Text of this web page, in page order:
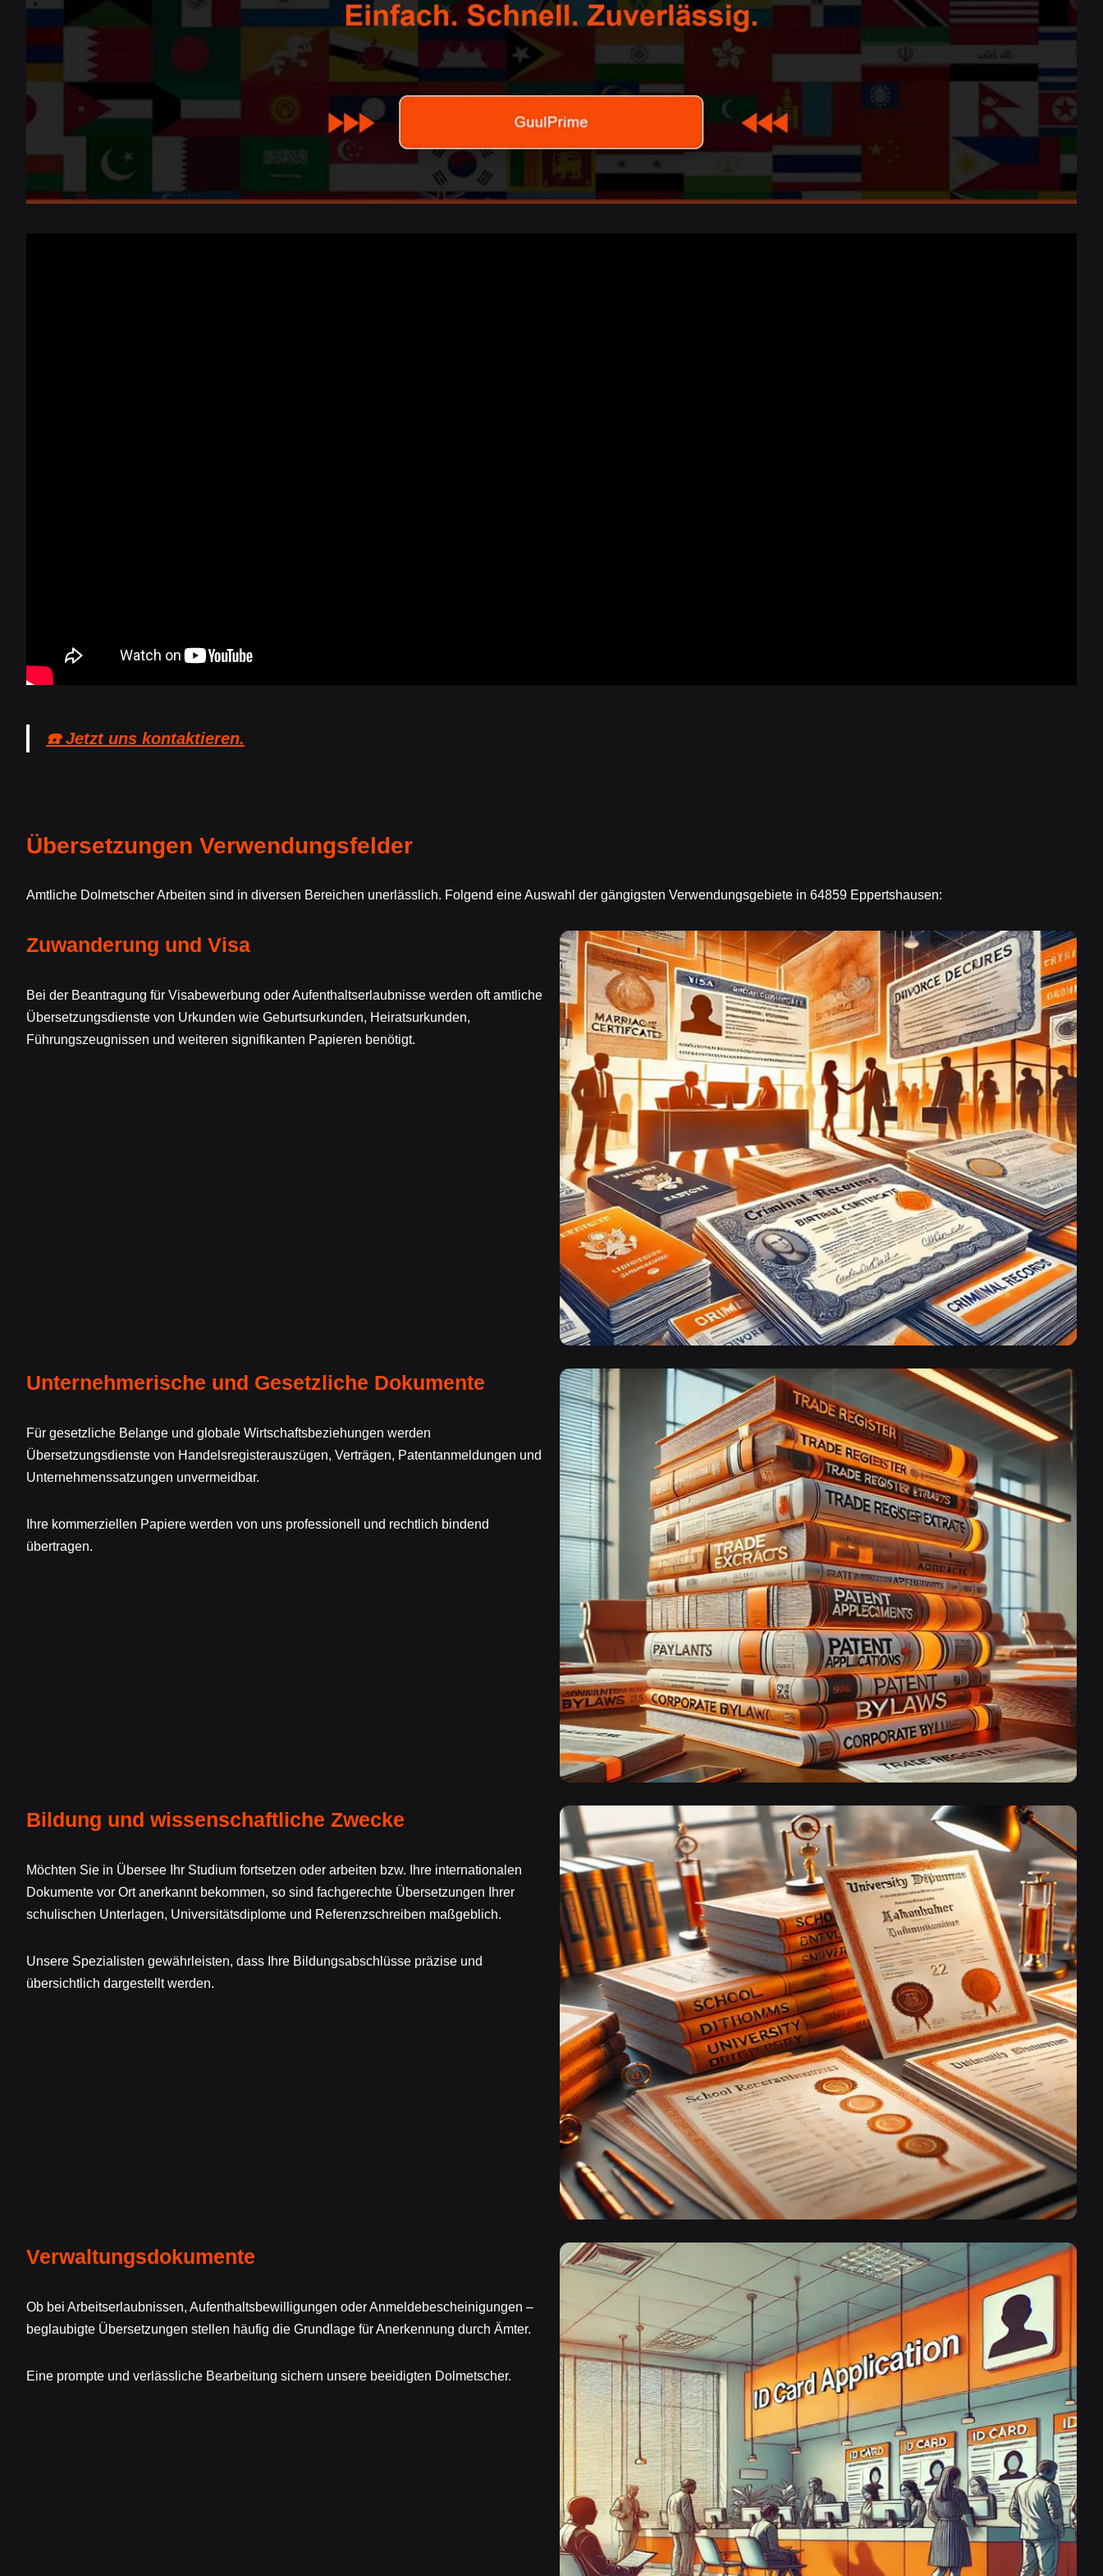
☎️ Jetzt uns kontaktieren.
Übersetzungen Verwendungsfelder
Amtliche Dolmetscher Arbeiten sind in diversen Bereichen unerlässlich. Folgend eine Auswahl der gängigsten Verwendungsgebiete in 64859 Eppertshausen:
Zuwanderung und Visa
Bei der Beantragung für Visabewerbung oder Aufenthaltserlaubnisse werden oft amtliche
Übersetzungsdienste von Urkunden wie Geburtsurkunden, Heiratsurkunden,
Führungszeugnissen und weiteren signifikanten Papieren benötigt.
Unternehmerische und Gesetzliche Dokumente
Für gesetzliche Belange und globale Wirtschaftsbeziehungen werden
Übersetzungsdienste von Handelsregisterauszügen, Verträgen, Patentanmeldungen und
Unternehmenssatzungen unvermeidbar.
Ihre kommerziellen Papiere werden von uns professionell und rechtlich bindend
übertragen.
Bildung und wissenschaftliche Zwecke
Möchten Sie in Übersee Ihr Studium fortsetzen oder arbeiten bzw. Ihre internationalen
Dokumente vor Ort anerkannt bekommen, so sind fachgerechte Übersetzungen Ihrer
schulischen Unterlagen, Universitätsdiplome und Referenzschreiben maßgeblich.
Unsere Spezialisten gewährleisten, dass Ihre Bildungsabschlüsse präzise und
übersichtlich dargestellt werden.
Verwaltungsdokumente
Ob bei Arbeitserlaubnissen, Aufenthaltsbewilligungen oder Anmeldebescheinigungen –
beglaubigte Übersetzungen stellen häufig die Grundlage für Anerkennung durch Ämter.
Eine prompte und verlässliche Bearbeitung sichern unsere beeidigten Dolmetscher.